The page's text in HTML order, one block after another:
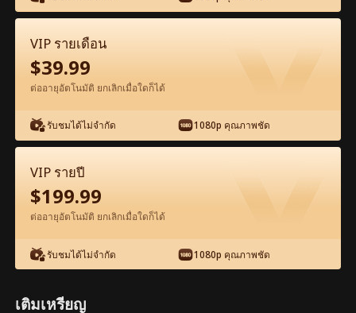
ตอน79-ภาพยนตร์ ซินเดอเรลล่า รักแรกที่ไม่
เคยลืม เต็มเรื่อง ภาพยนตร์เต็มเรื่อง
1-50 51-80
76 78 79
VIP รายเดือน
$39.99
ต่ออายุอัตโนมัติ ยกเลิกเมื่อใดก็ได้
รับชมได้ไม่จำกัด 1080p คุณภาพชัด
VIP รายปี
$199.99
ต่ออายุอัตโนมัติ ยกเลิกเมื่อใดก็ได้
รับชมได้ไม่จำกัด 1080p คุณภาพชัด
เติมเหรียญ